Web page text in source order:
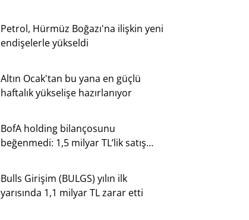
Petrol, Hürmüz Boğazı'na ilişkin yeni
endişelerle yükseldi
Altın Ocak'tan bu yana en güçlü
haftalık yükselişe hazırlanıyor
BofA holding bilançosunu
beğenmedi: 1,5 milyar TL’lik satış
Bulls Girişim (BULGS) yılın ilk
yarısında 1,1 milyar TL zarar etti